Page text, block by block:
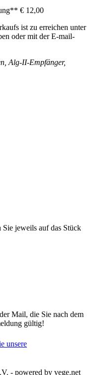
€ 12,00
ist zu erreichen unter
oder mit der E-mail-
Alg-II-Empfänger,
Sie jeweils auf das Stück
Mail, die Sie nach dem
gültig!
unsere
- powered by vege.net